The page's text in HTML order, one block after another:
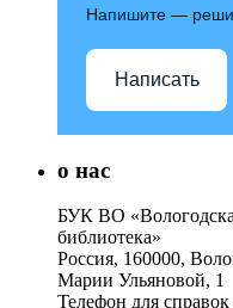
Напишите —
Написать
о нас
БУК ВО
библиотека»
Россия, 160000,
Марии Ульяновой, 1
Телефон для справок